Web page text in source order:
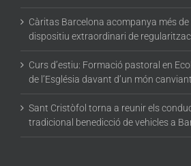
Càritas Barcelona acompanya més de
dispositiu extraordinari de
Curs d’estiu: Formació pastoral en
de l’Església davant d’un món
Sant Cristòfol torna a reunir els
tradicional benedicció de vehicles a